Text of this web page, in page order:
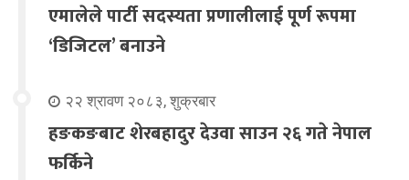
एमालेले पार्टी सदस्यता प्रणालीलाई पूर्ण रूपमा
‘डिजिटल’ बनाउने
२२ श्रावण २०८३, शुक्रबार
हङकङबाट शेरबहादुर देउवा साउन २६ गते नेपाल
फर्किने